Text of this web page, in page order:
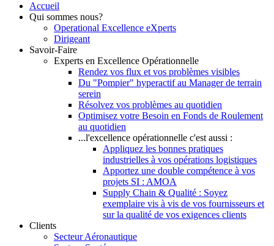
Accueil
Qui sommes nous?
Operational Excellence eXperts
Dirigeant
Savoir-Faire
Experts en Excellence Opérationnelle
Rendez vos flux et vos problèmes visibles
Du "Pompier" hyperactif au Manager de terrain
serein
Résolvez vos problèmes au quotidien
Optimisez votre Besoin en Fonds de Roulement
au quotidien
...l'excellence opérationnelle c'est aussi :
Appliquez les bonnes pratiques
industrielles à vos opérations logistiques
Apportez une double compétence à vos
projets SI : AMOA
Supply Chain & Qualité : Soyez
exemplaire vis à vis de vos fournisseurs et
sur la qualité de vos exigences clients
Clients
Secteur Aéronautique